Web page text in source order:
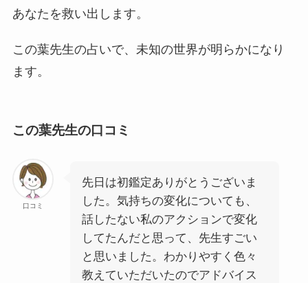
あなたを救い出します。
この葉先生の占いで、未知の世界が明らかになり
ます。
この葉先生の口コミ
口コミ
先日は初鑑定ありがとうございま
した。気持ちの変化についても、
話したない私のアクションで変化
してたんだと思って、先生すごい
と思いました。わかりやすく色々
教えていただいたのでアドバイス